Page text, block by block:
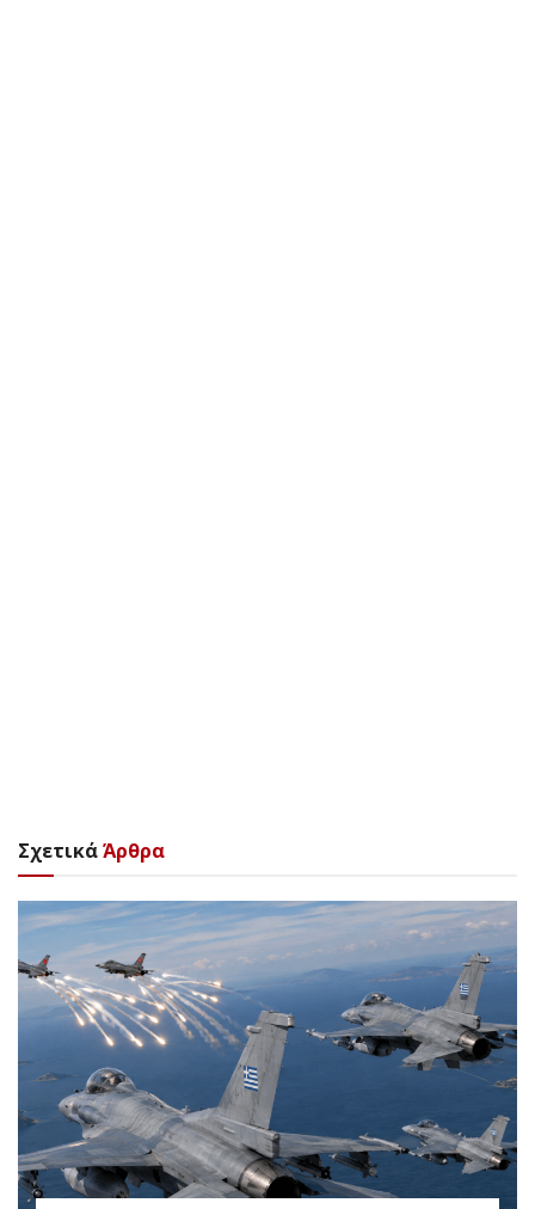
ΣχετικάΆρθρα